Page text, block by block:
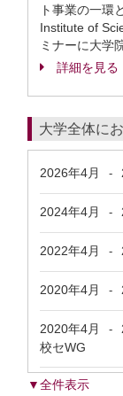
ト事業の一環
Institute of
ミナーに大学
詳細を見る
大学全体に
2026年4月 -
2024年4月 -
2022年4月 -
2020年4月 -
2020年4月 -
校セWG
▼全件表示